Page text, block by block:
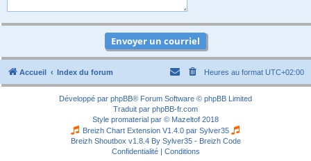
Accueil Index du forum Heures au format UTC+02:00
Développé par phpBB® Forum Software © phpBB Limited
Traduit par phpBB-fr.com
Style promaterial par © Mazeltof 2018
Breizh Chart Extension V1.4.0 par Sylver35
Breizh Shoutbox v1.8.4 By Sylver35 - Breizh Code
Confidentialité| Conditions